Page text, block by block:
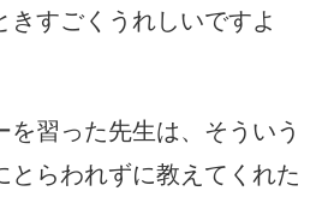
きすごくうれしいですよ
を習った先生は、そういう
とらわれずに教えてくれた